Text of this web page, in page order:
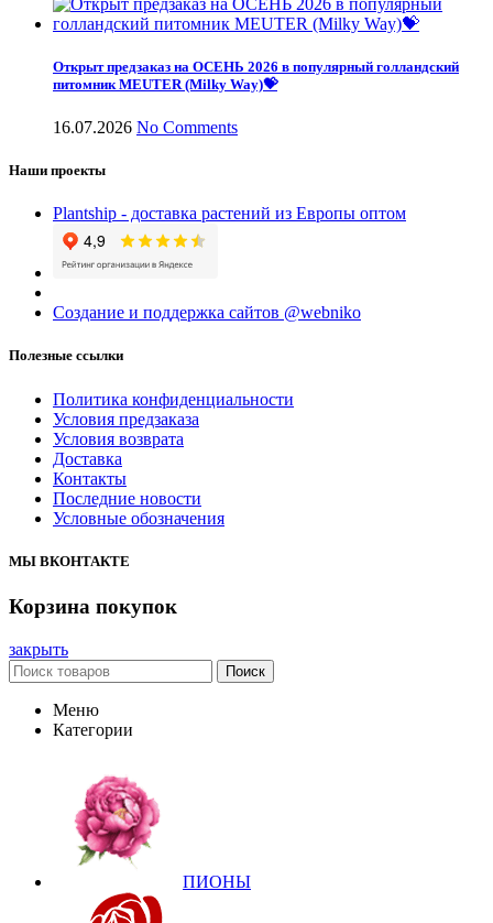
Открыт предзаказ на ОСЕНЬ 2026 в популярный голландский
питомник MEUTER (Milky Way)💝
16.07.2026 No Comments
Наши проекты
Plantship - доставка растений из Европы оптом
Создание и поддержка сайтов @webniko
Полезные ссылки
Политика конфиденциальности
Условия предзаказа
Условия возврата
Доставка
Контакты
Последние новости
Условные обозначения
МЫ ВКОНТАКТЕ
Корзина покупок
закрыть
Поиск
Меню
Категории
ПИОНЫ